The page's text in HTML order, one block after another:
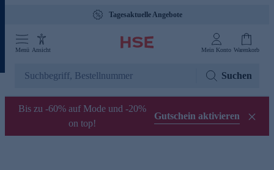
Tagesaktuelle Angebote
Menü Ansicht Mein Konto Warenkorb
Suchen
Bis zu -60% auf Mode und -20%
on top!
Gutschein aktivieren